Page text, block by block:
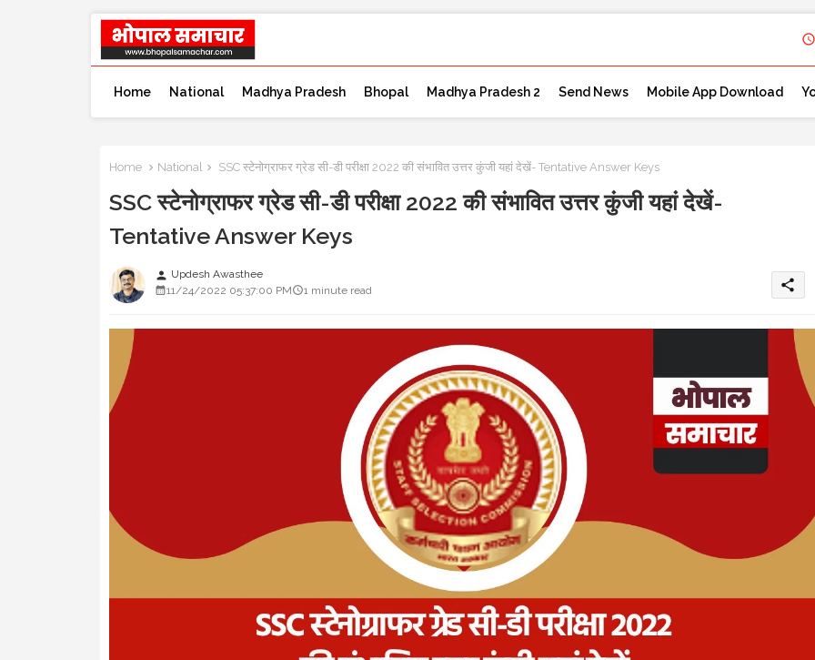
Home National Madhya Pradesh Bhopal Madhya Pradesh 2 Send News Mobile App Download
Home National SSC स्टेनोग्राफर ग्रेड सी-डी परीक्षा 2022 की संभावित उत्तर कुंजी यहां देखें- Tentative Answer Keys
SSC स्टेनोग्राफर ग्रेड सी-डी परीक्षा 2022 की संभावित उत्तर कुंजी यहां देखें-
Tentative Answer Keys
person Updesh Awasthee
11/24/2022 05:37:00 PM
1 minute read share